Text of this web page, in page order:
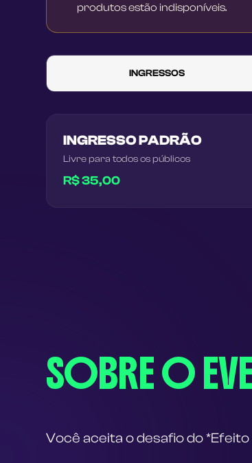
produtos estão indisponíveis.
INGRESSOS
INGRESSO PADRÃO
Livre para todos os públicos
R$ 35,00
SOBRE O
Você aceita o desafio do *Efeito